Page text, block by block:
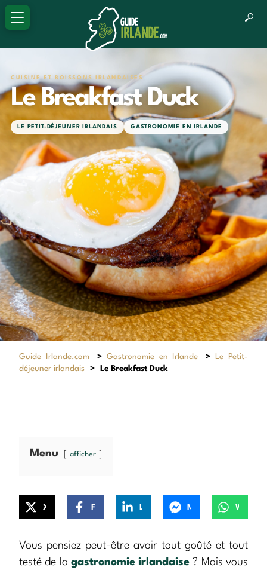
CUISINE ET BOISSONS IRLANDAISES
Le Breakfast Duck
LE PETIT-DÉJEUNER IRLANDAIS GASTRONOMIE EN IRLANDE
Guide Irlande.com > Gastronomie en Irlande >
Le Petit-
déjeuner irlandais
> Le Breakfast Duck
Menu afficher
Vous pensiez peut-être avoir tout goûté et tout
testé de la gastronomie irlandaise ? Mais vous